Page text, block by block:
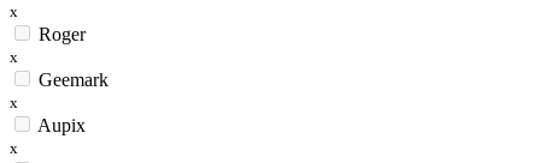
x
Roger
x
Geemark
x
Aupix
x